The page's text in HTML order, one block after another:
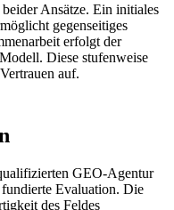
Ansätze. Ein initiales
gegenseitiges
erfolgt der
Diese stufenweise
auf.
GEO-Agentur
fundierte Evaluation. Die
des Feldes